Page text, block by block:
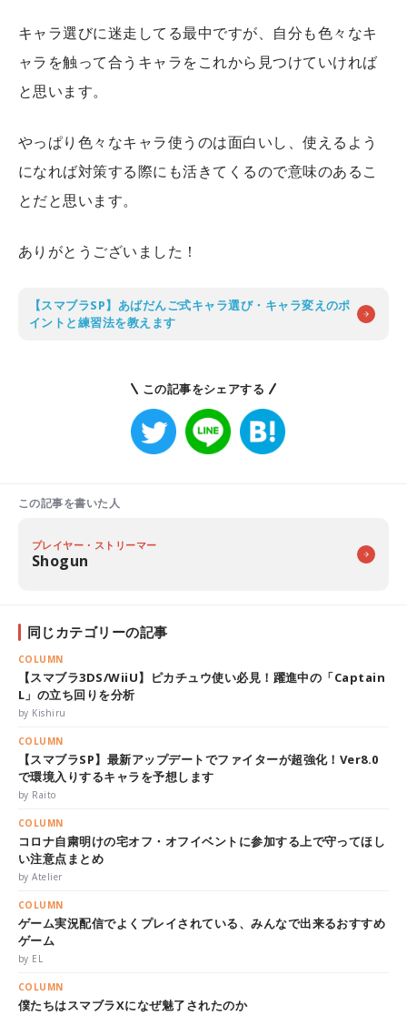
キャラ選びに迷走してる最中ですが、自分も色々なキ
ャラを触って合うキャラをこれから見つけていければ
と思います。
やっぱり色々なキャラ使うのは面白いし、使えるよう
になれば対策する際にも活きてくるので意味のあるこ
とだと思います。
ありがとうございました！
【スマブラSP】あばだんご式キャラ選び・キャラ変えのポ
イントと練習法を教えます
この記事をシェアする
この記事を書いた人
プレイヤー・ストリーマー
Shogun
同じカテゴリーの記事
COLUMN
【スマブラ3DS/WiiU】ピカチュウ使い必見！躍進中の「Captain
L」の立ち回りを分析
by Kishiru
COLUMN
【スマブラSP】最新アップデートでファイターが超強化！Ver8.0
で環境入りするキャラを予想します
by Raito
COLUMN
コロナ自粛明けの宅オフ・オフイベントに参加する上で守ってほし
い注意点まとめ
by Atelier
COLUMN
ゲーム実況配信でよくプレイされている、みんなで出来るおすすめ
ゲーム
by EL
COLUMN
僕たちはスマブラXになぜ魅了されたのか